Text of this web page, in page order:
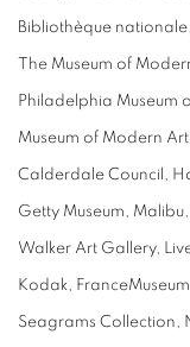
Bibliothèque
The Museum of
Philadelphia Museum
Museum of Modern
Calderdale Council,
Getty Museum, Malibu,
Walker Art Gallery,
Kodak,
Seagrams Collection,